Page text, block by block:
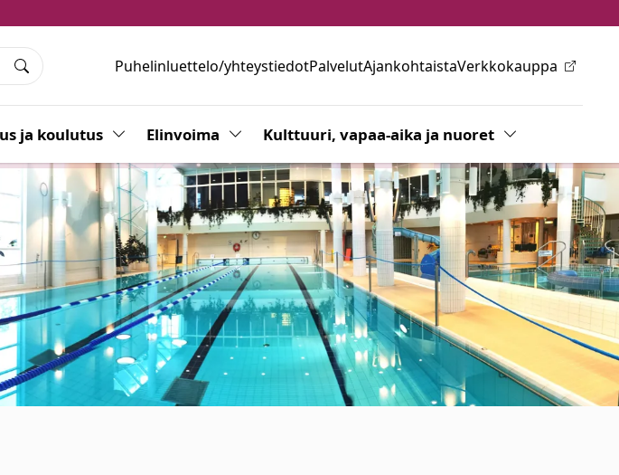
Puhelinluettelo/yhteystiedotPalvelutAjankohtaistaVerkkokauppa
Haku
ja koulutus Vaihda alasvetovalikkoa
Elinvoima Vaihda alasvetovalikkoa
Kulttuuri, vapaa-aika ja nuoret Vaihda